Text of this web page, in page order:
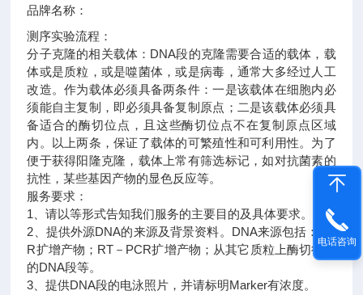
品牌名称：
测序实验流程：
分子克隆的相关载体：DNA段的克隆需要合适的载体，载
体或是质粒，或是噬菌体，或是病毒，通常大多经过人工
改造。作为载体必须具备两条件：一是该载体在细胞内必
须能自主复制，即必须具备复制原点；二是该载体必须具
备适合的酶切位点，且这些酶切位点不在复制原点区域
内。以上两条，保证了载体的可繁殖性和可利用性。为了
便于获得阳隆克隆，载体上常有筛选标记，如对抗菌素的
抗性，某些基因产物的显色反应等。
服务要求：
1、请以等形式告知我们服务的主要目的及具体要求。
2、提供外源DNA的来源及背景资料。DNA来源包括：PC
R扩增产物；RT－PCR扩增产物；从其它质粒上酶切得到
的DNA段等。
3、提供DNA段的电泳照片，并请标明Marker有浓度。
电话咨询